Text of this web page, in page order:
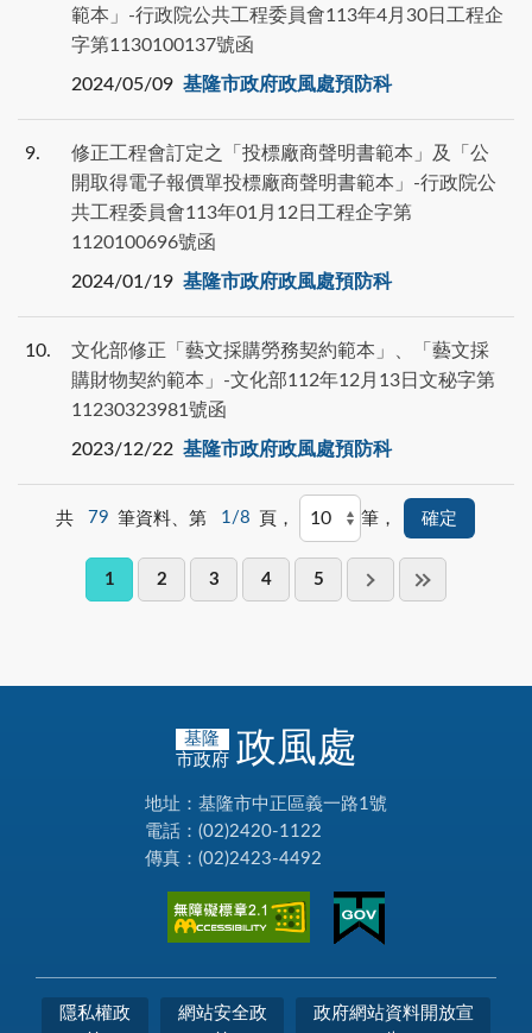
範本」-行政院公共工程委員會113年4月30日工程企
字第1130100137號函
2024/05/09 基隆市政府政風處預防科
9
修正工程會訂定之「投標廠商聲明書範本」及「公
開取得電子報價單投標廠商聲明書範本」-行政院公
共工程委員會113年01月12日工程企字第
1120100696號函
2024/01/19 基隆市政府政風處預防科
10
文化部修正「藝文採購勞務契約範本」、「藝文採
購財物契約範本」-文化部112年12月13日文秘字第
11230323981號函
2023/12/22 基隆市政府政風處預防科
共 79 筆資料、第 1/8 頁， 筆，
1 2 3 4 5
基隆
市政府 政風處
地址：基隆市中正區義一路1號
電話：(02)2420-1122
傳真：(02)2423-4492
隱私權政
網站安全政
政府網站資料開放宣